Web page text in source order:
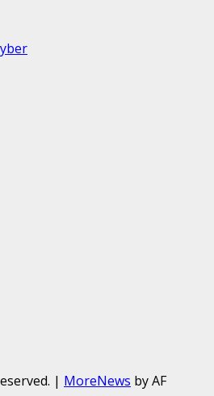
| MoreNews by AF